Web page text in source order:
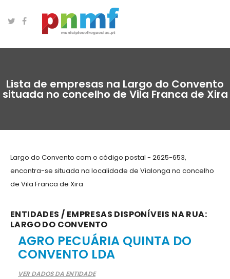
Lista de empresas na Largo do Convento
situada no concelho de Vila Franca de Xira
Largo do Convento com o código postal - 2625-653,
encontra-se situada na localidade de Vialonga no concelho
de Vila Franca de Xira
ENTIDADES / EMPRESAS DISPONÍVEIS NA RUA:
LARGO DO CONVENTO
AGRO PECUÁRIA QUINTA DO
CONVENTO LDA
VER DADOS DA ENTIDADE